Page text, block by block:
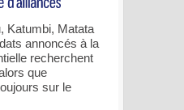
Katumbi, Matata
annoncés à la
recherchent
que
sur le